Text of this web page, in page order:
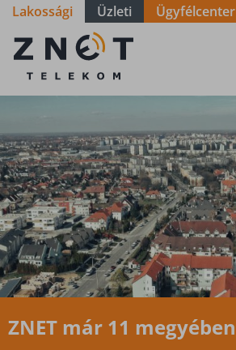
Lakossági Üzleti Ügyfélcenter
Szolgáltatási
terület - Zala
-
ZNET már 11 megyében